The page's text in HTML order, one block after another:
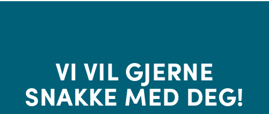
VI VIL GJERNE
SNAKKE MED DEG!